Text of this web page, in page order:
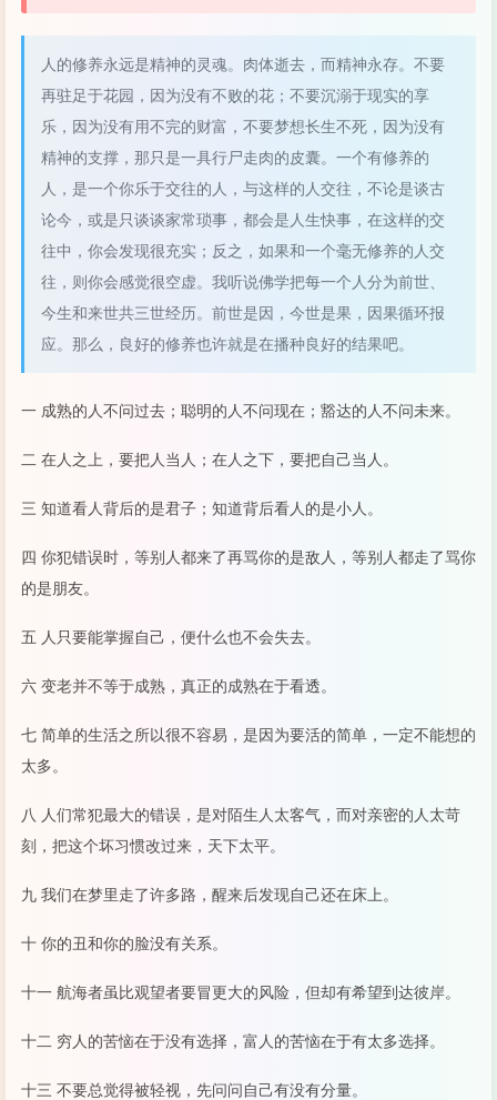
人的修养永远是精神的灵魂。肉体逝去，而精神永存。不要
再驻足于花园，因为没有不败的花；不要沉溺于现实的享
乐，因为没有用不完的财富，不要梦想长生不死，因为没有
精神的支撑，那只是一具行尸走肉的皮囊。一个有修养的
人，是一个你乐于交往的人，与这样的人交往，不论是谈古
论今，或是只谈谈家常琐事，都会是人生快事，在这样的交
往中，你会发现很充实；反之，如果和一个毫无修养的人交
往，则你会感觉很空虚。我听说佛学把每一个人分为前世、
今生和来世共三世经历。前世是因，今世是果，因果循环报
应。那么，良好的修养也许就是在播种良好的结果吧。
一 成熟的人不问过去；聪明的人不问现在；豁达的人不问未来。
二 在人之上，要把人当人；在人之下，要把自己当人。
三 知道看人背后的是君子；知道背后看人的是小人。
四 你犯错误时，等别人都来了再骂你的是敌人，等别人都走了骂你
的是朋友。
五 人只要能掌握自己，便什么也不会失去。
六 变老并不等于成熟，真正的成熟在于看透。
七 简单的生活之所以很不容易，是因为要活的简单，一定不能想的
太多。
八 人们常犯最大的错误，是对陌生人太客气，而对亲密的人太苛
刻，把这个坏习惯改过来，天下太平。
九 我们在梦里走了许多路，醒来后发现自己还在床上。
十 你的丑和你的脸没有关系。
十一 航海者虽比观望者要冒更大的风险，但却有希望到达彼岸。
十二 穷人的苦恼在于没有选择，富人的苦恼在于有太多选择。
十三 不要总觉得被轻视，先问问自己有没有分量。